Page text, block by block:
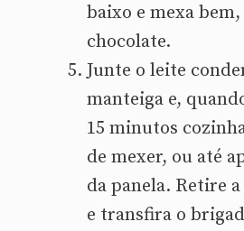
baixo e mexa
chocolate.
Junte o leite
manteiga e,
15 minutos
de mexer, ou até
da panela. Retire
e transfira o